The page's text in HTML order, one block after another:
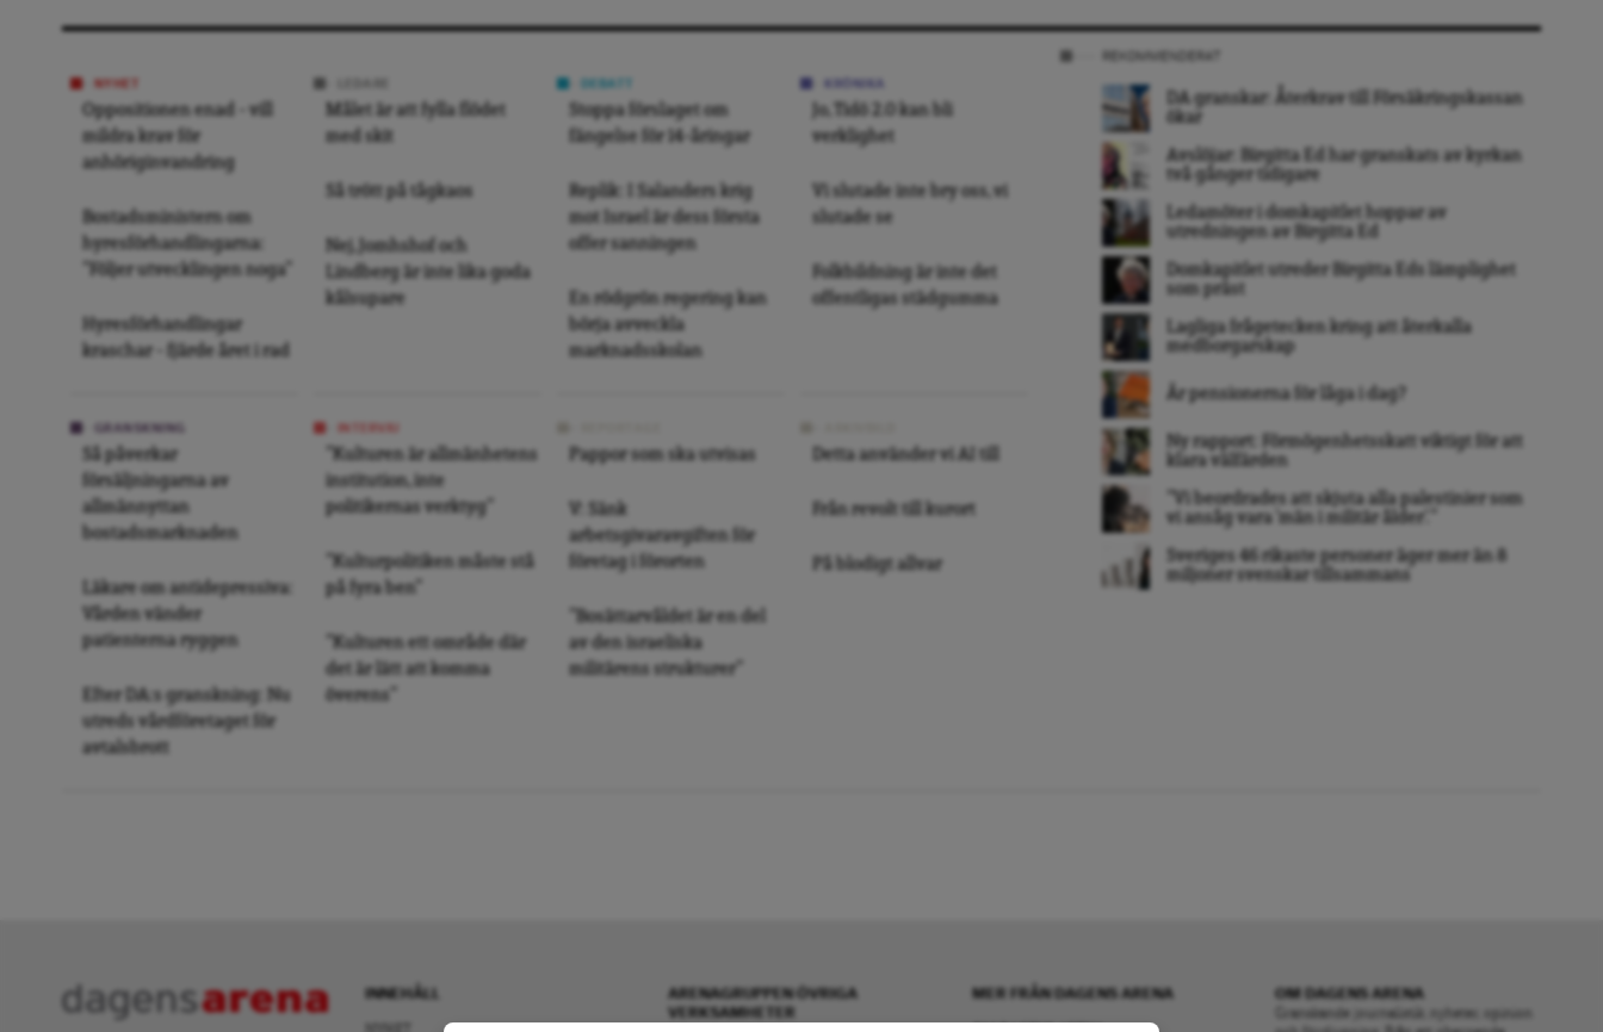
NYHET
Oppositionen enad – vill
mildra krav för
anhöriginvandring
Bostadsministern om
hyresförhandlingarna:
”Följer utvecklingen noga”
Hyresförhandlingar
kraschar – fjärde året i rad
Målet är att fylla flödet
med skit
Så trött på tågkaos
Nej, Jomhshof och
Lindberg är inte lika goda
kålsupare
Stoppa förslaget om
fängelse för 14-åringar
Replik: I Salanders krig
mot Israel är dess första
offer sanningen
En rödgrön regering kan
börja avveckla
marknadsskolan
Jo, Tidö 2.0 kan bli
verklighet
Vi slutade inte bry oss, vi
slutade se
Folkbildning är inte det
offentligas städgumma
Så påverkar
försäljningarna av
allmännyttan
bostadsmarknaden
Läkare om antidepressiva:
Vården vänder
patienterna ryggen
Efter DA:s granskning: Nu
utreds vårdföretaget för
avtalsbrott
”Kulturen är allmänhetens
institution, inte
politikernas verktyg”
”Kulturpolitiken måste stå
på fyra ben”
”Kulturen ett område där
det är lätt att komma
överens”
Pappor som ska utvisas
V: Sänk
arbetsgivaravgiften för
företag i förorten
”Bosättarvåldet är en del
av den israeliska
militärens strukturer”
Detta använder vi AI till
Från revolt till kurort
På blodigt allvar
DA granskar: Återkrav till Försäkringskassan
ökar
Avslöjar: Birgitta Ed har granskats av kyrkan
två gånger tidigare
Ledamöter i domkapitlet hoppar av
utredningen av Birgitta Ed
Domkapitlet utreder Birgitta Eds lämplighet
som präst
Lagliga frågetecken kring att återkalla
medborgarskap
Är pensionerna för låga i dag?
Ny rapport: Förmögenhetsskatt viktigt för att
klara välfärden
”Vi beordrades att skjuta alla palestinier som
vi ansåg vara ’män i militär ålder’. ”
Sveriges 46 rikaste personer äger mer än 8
miljoner svenskar tillsammans
INNEHÅLL
ARENAGRUPPEN ÖVRIGA
VERKSAMHETER
MER FRÅN DAGENS ARENA
OM DAGENS ARENA
Granskande journalistik, nyheter, opinion